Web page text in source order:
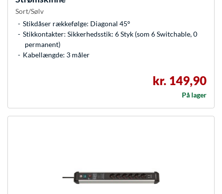
Sort/Sølv
Stikdåser rækkefølge: Diagonal 45°
Stikkontakter: Sikkerhedsstik: 6 Styk (som 6 Switchable, 0
permanent)
Kabellængde: 3 måler
kr. 149,90
På lager